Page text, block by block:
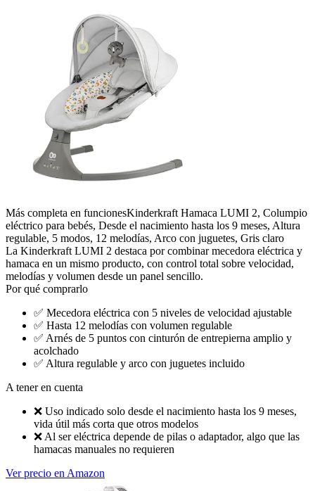
Más completa en funcionesKinderkraft Hamaca LUMI 2, Columpio
eléctrico para bebés, Desde el nacimiento hasta los 9 meses, Altura
regulable, 5 modos, 12 melodías, Arco con juguetes, Gris claro
La Kinderkraft LUMI 2 destaca por combinar mecedora eléctrica y
hamaca en un mismo producto, con control total sobre velocidad,
melodías y volumen desde un panel sencillo.
Por qué comprarlo
✅ Mecedora eléctrica con 5 niveles de velocidad ajustable
✅ Hasta 12 melodías con volumen regulable
✅ Arnés de 5 puntos con cinturón de entrepierna amplio y
acolchado
✅ Altura regulable y arco con juguetes incluido
A tener en cuenta
❌ Uso indicado solo desde el nacimiento hasta los 9 meses,
vida útil más corta que otros modelos
❌ Al ser eléctrica depende de pilas o adaptador, algo que las
hamacas manuales no requieren
Ver precio en Amazon